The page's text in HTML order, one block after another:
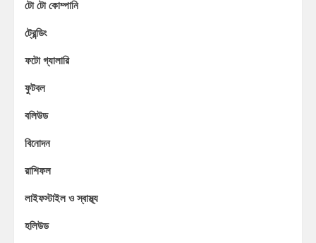
টো টো কোম্পানি
ট্রেন্ডিং
ফটো গ্যালারি
ফুটবল
বলিউড
বিনোদন
রাশিফল
লাইফস্টাইল ও স্বাস্থ্য
হলিউড